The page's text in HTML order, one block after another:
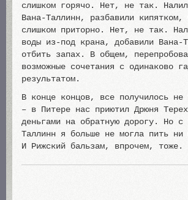
слишком горячо. Нет, не так.
Вана-Таллинн, разбавили
слишком приторно. Нет, не так.
воды из-под крана, добавили Вана-
отбить запах. В общем,
возможные сочетания с одинаково
результатом.
В конце концов, все получилось не
– в Питере нас приютил Дрюня
деньгами на обратную дорогу. Но с
Таллинн я больше не могла пить ни
И Рижский бальзам, впрочем, тоже.